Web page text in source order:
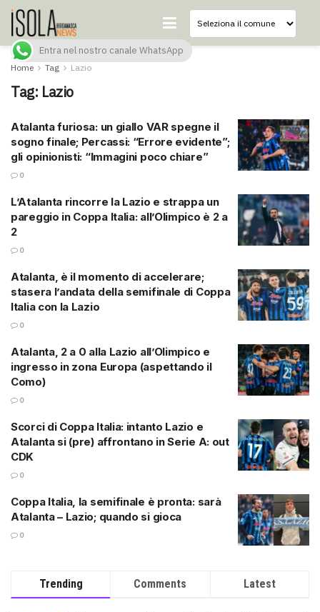
Home Tag Lazio
Tag: Lazio
Atalanta furiosa: un giallo VAR spegne il
sogno finale; Percassi: “Errore evidente”;
gli opinionisti: “Immagini poco chiare”
0
L’Atalanta rincorre la Lazio e strappa un
pareggio in Coppa Italia: all’Olimpico è 2 a
2
0
Atalanta, è il momento di accelerare;
stasera l’andata della semifinale di Coppa
Italia con la Lazio
0
Atalanta, 2 a 0 alla Lazio all’Olimpico e
ingresso in zona Europa (aspettando il
Como)
0
Scorci di Coppa Italia: intanto Lazio e
Atalanta si (pre) affrontano in Serie A: out
CDK
0
Coppa Italia, la semifinale è pronta: sarà
Atalanta – Lazio; quando si gioca
0
Trending Comments Latest
Entra nel nostro canale WhatsApp